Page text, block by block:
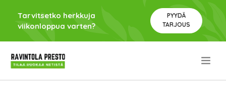
Tarvitsetko herkkuja
viikonloppua varten?
PYYDÄ
TARJOUS